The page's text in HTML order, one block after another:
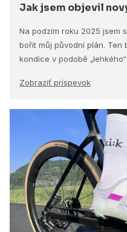
Jak jsem objevil
Na podzim roku 2025 jsem
bořit můj původní plán. Ten
kondice v podobě
Zobraziť príspevok